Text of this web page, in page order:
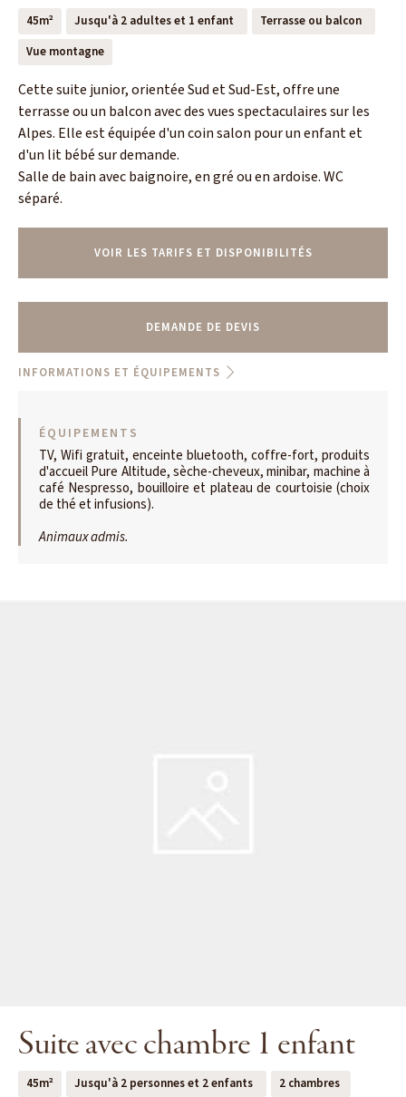
45m² Jusqu'à 2 adultes et 1 enfant
Terrasse ou balcon
Vue montagne
Cette suite junior, orientée Sud et Sud-Est, offre une
terrasse ou un balcon avec des vues spectaculaires sur les
Alpes. Elle est équipée d'un coin salon pour un enfant et
d'un lit bébé sur demande.
Salle de bain avec baignoire, en gré ou en ardoise. WC
séparé.
VOIR LES TARIFS ET DISPONIBILITÉS
DEMANDE DE DEVIS
INFORMATIONS ET ÉQUIPEMENTS
ÉQUIPEMENTS
TV, Wifi gratuit, enceinte bluetooth, coffre-fort, produits
d'accueil Pure Altitude, sèche-cheveux, minibar, machine à
café Nespresso, bouilloire et plateau de courtoisie (choix
de thé et infusions).
Animaux admis.
Suite avec chambre 1 enfant
45m² Jusqu'à 2 personnes et 2 enfants 2 chambres